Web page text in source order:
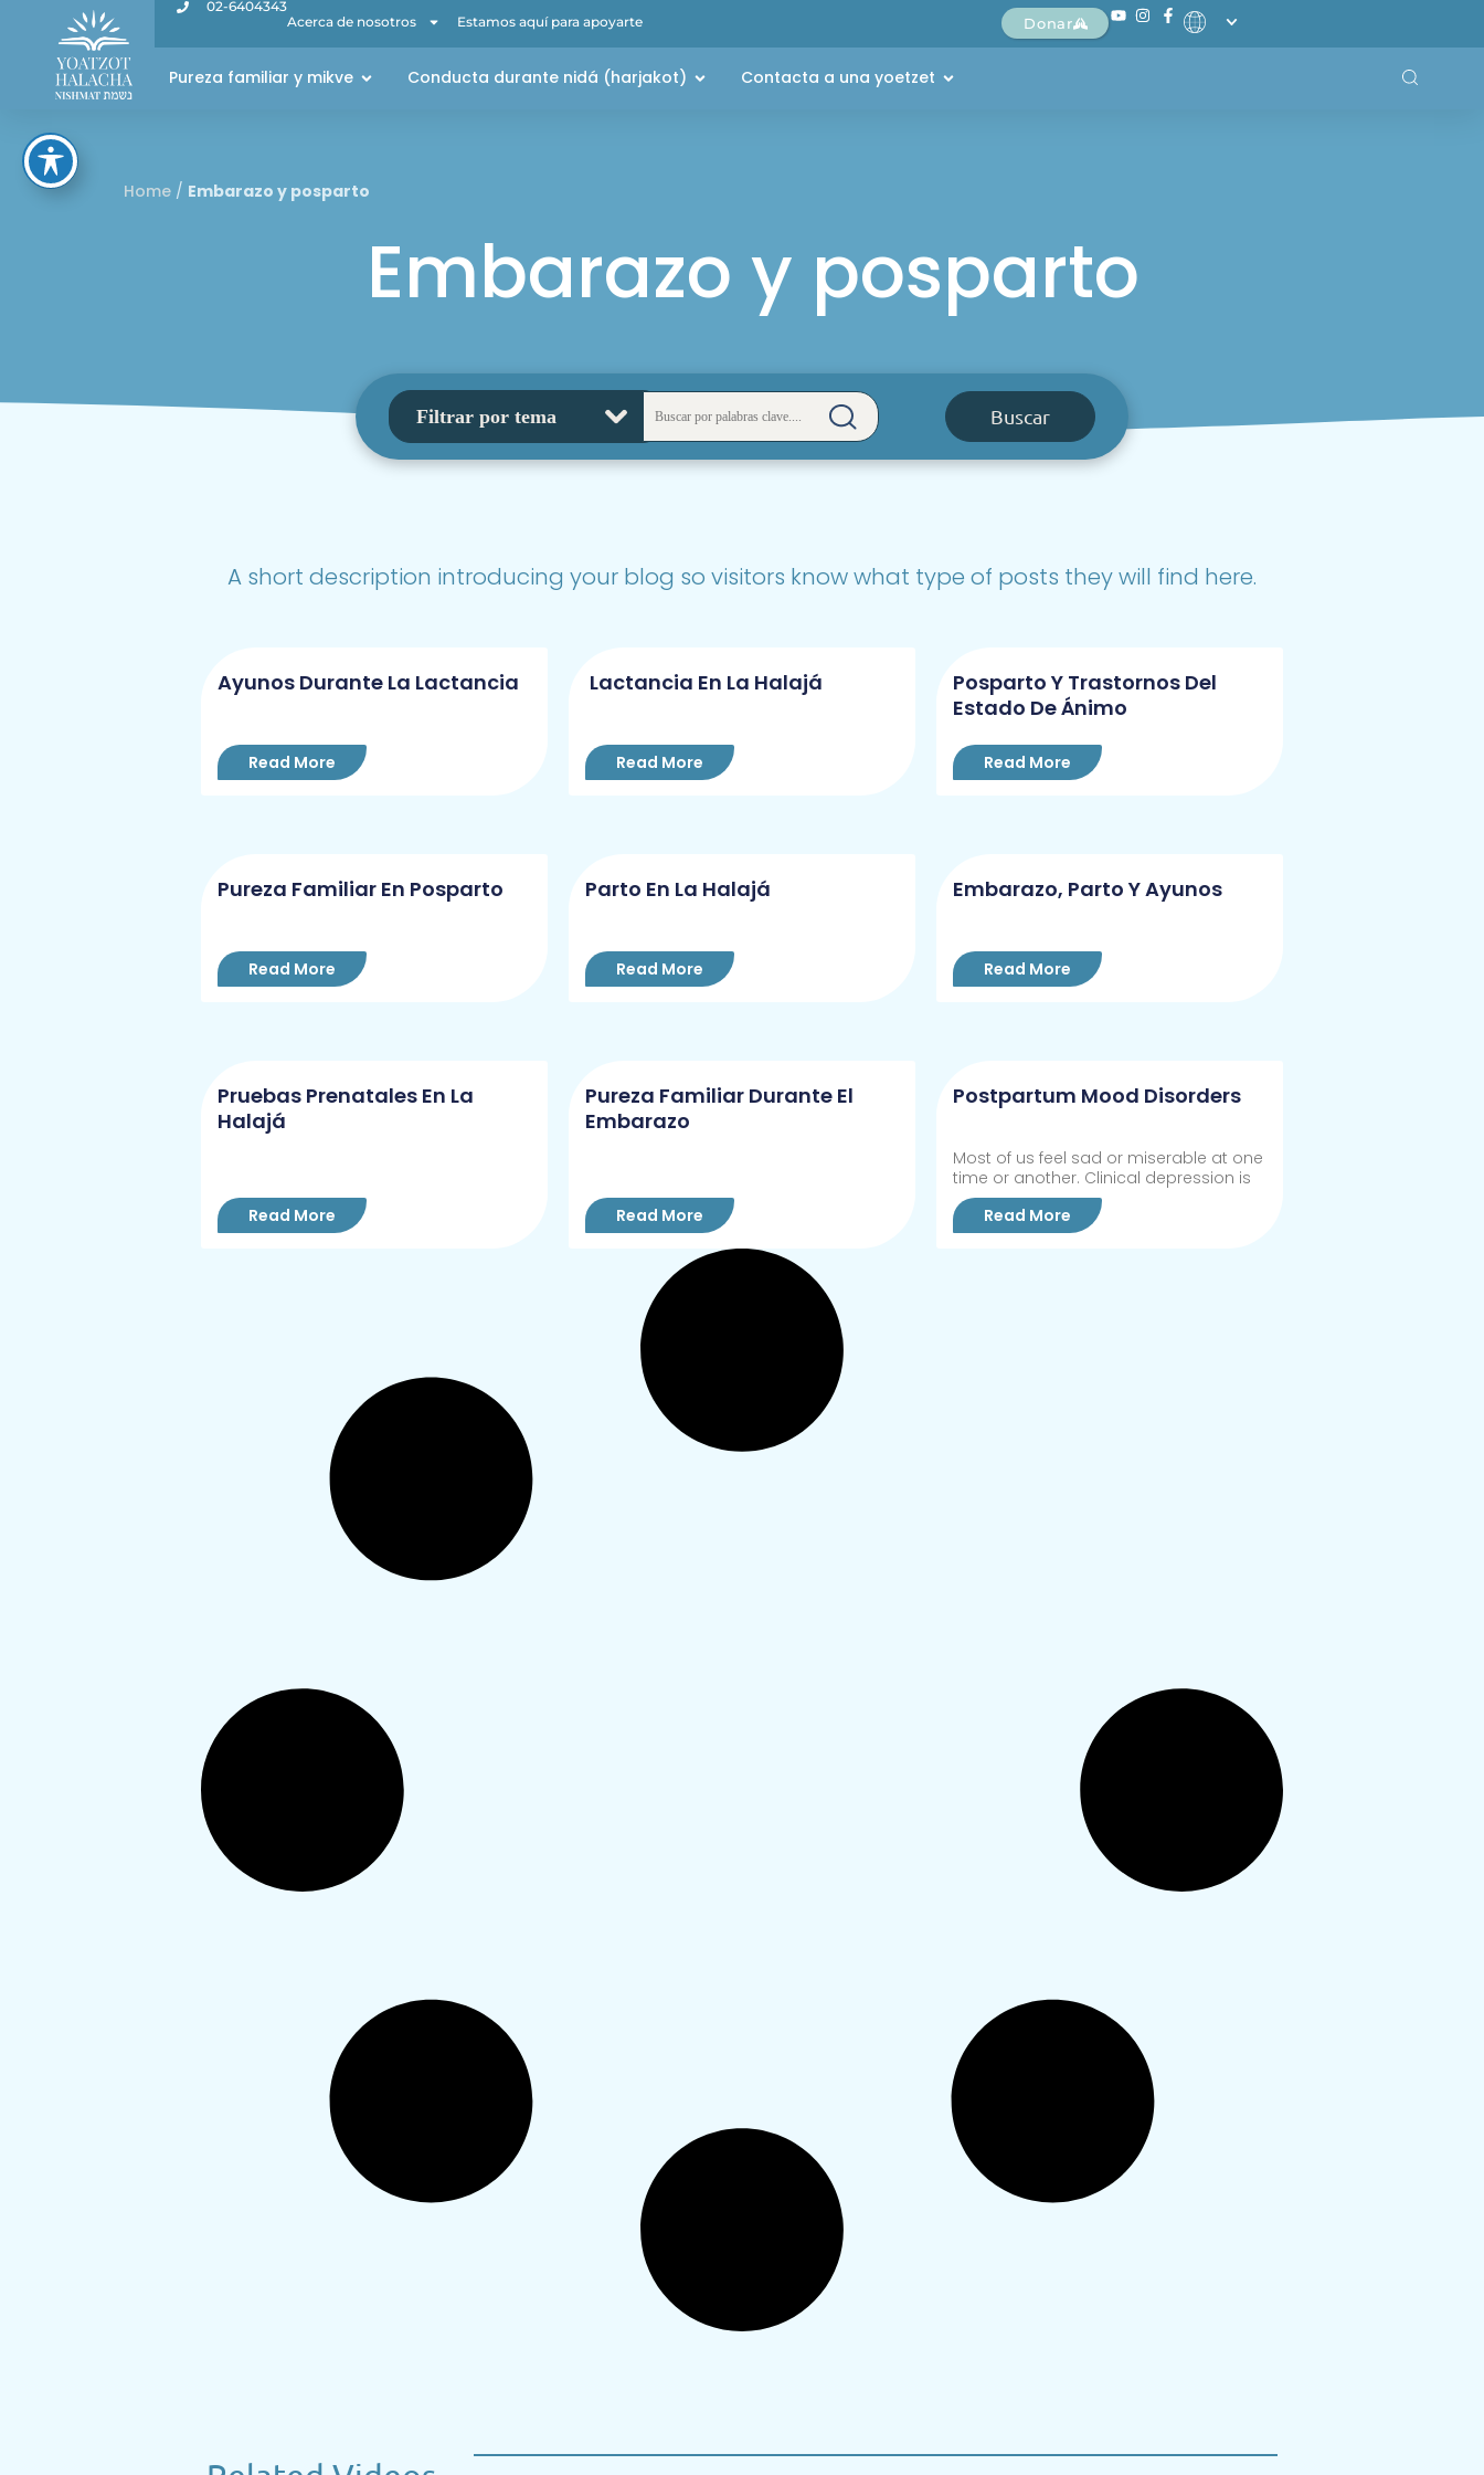
02-6404343
Acerca de nosotros
Estamos aquí para apoyarte Donar
Pureza familiar y mikve Conducta durante nidá (harjakot) Contacta a una yoetzet
Home / Embarazo y posparto
Embarazo y posparto
A short description introducing your blog so visitors know what type of posts they will find here.
Ayunos Durante La Lactancia
Read More
Lactancia En La Halajá
Read More
Posparto Y Trastornos Del
Estado De Ánimo
Read More
Pureza Familiar En Posparto
Read More
Parto En La Halajá
Read More
Embarazo, Parto Y Ayunos
Read More
Pruebas Prenatales En La
Halajá
Read More
Pureza Familiar Durante El
Embarazo
Read More
Postpartum Mood Disorders
Most of us feel sad or miserable at one
time or another. Clinical depression is
Read More